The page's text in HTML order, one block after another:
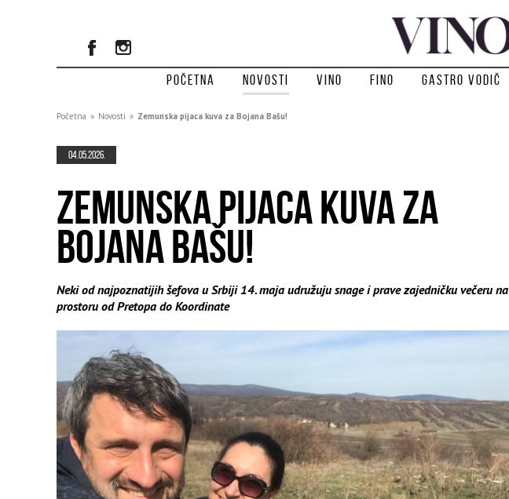
Početna Novosti Vino Fino Gastro vodič
Početna » Novosti » Zemunska pijaca kuva za Bojana Bašu!
04.05.2026.
ZEMUNSKA PIJACA KUVA ZA
BOJANA BAŠU!
Neki od najpoznatijih šefova u Srbiji 14. maja udružuju snage i prave zajedničku večeru na
prostoru od Pretopa do Koordinate